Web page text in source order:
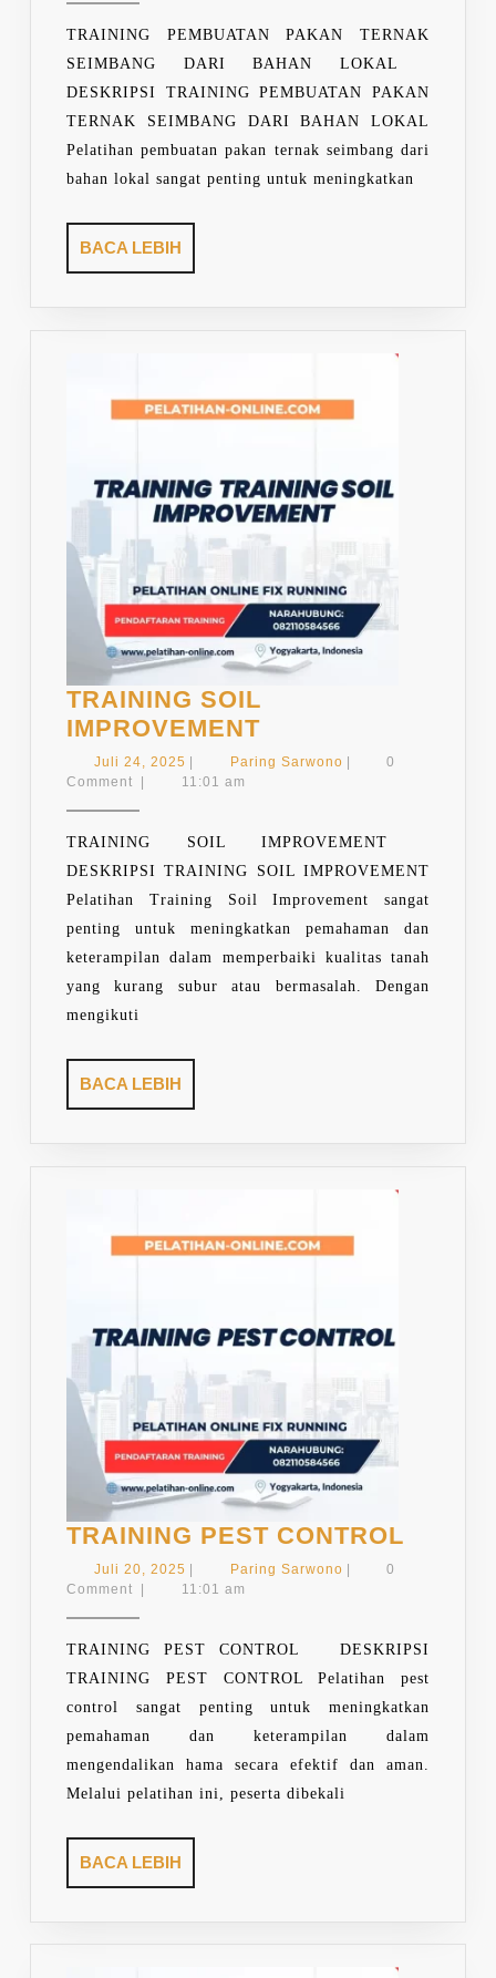
SEIMBANG
DARI
BAHAN
LOKAL
TRAINING PEMBUATAN PAKAN TERNAK
SEIMBANG DARI BAHAN LOKAL
DESKRIPSI TRAINING PEMBUATAN PAKAN
TERNAK SEIMBANG DARI BAHAN LOKAL
Pelatihan pembuatan pakan ternak seimbang dari
bahan lokal sangat penting untuk meningkatkan
BACA LEBIH
LEBIH
TRAINING SOIL
IMPROVEMENTTRAINING
SOIL
Juli 24, 2025 Juli
24,
Paring SarwonoParing0
Comment
11:01 am
TRAINING SOIL IMPROVEMENT
DESKRIPSI TRAINING SOIL IMPROVEMENT
Pelatihan Training Soil Improvement sangat
penting untuk meningkatkan pemahaman dan
keterampilan dalam memperbaiki kualitas tanah
yang kurang subur atau bermasalah. Dengan
mengikuti
BACA LEBIH
LEBIH
TRAINING PEST CONTROL
Juli 20, 2025 Juli
20,
| Paring SarwonoParing
|
0
Comment
| 11:01 am
TRAINING PEST CONTROL DESKRIPSI
TRAINING PEST CONTROL Pelatihan pest
control sangat penting untuk meningkatkan
pemahaman dan keterampilan dalam
mengendalikan hama secara efektif dan aman.
Melalui pelatihan ini, peserta dibekali
BACA LEBIH
LEBIH